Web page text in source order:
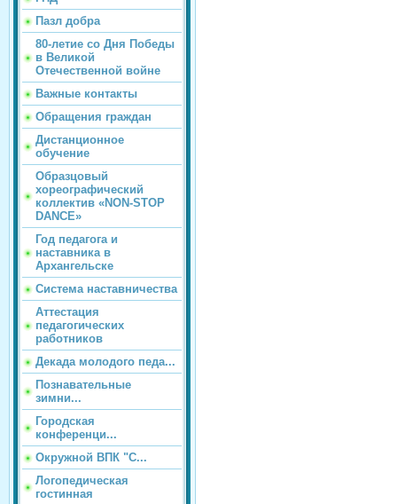
Пазл добра
80-летие со Дня Победы
в Великой
Отечественной войне
Важные контакты
Обращения граждан
Дистанционное
обучение
Образцовый
хореографический
коллектив «NON-STOP
DANCE»
Год педагога и
наставника в
Архангельске
Система наставничества
Аттестация
педагогических
работников
Декада молодого педа...
Познавательные
зимни...
Городская
конференци...
Окружной ВПК "С...
Логопедическая
гостинная